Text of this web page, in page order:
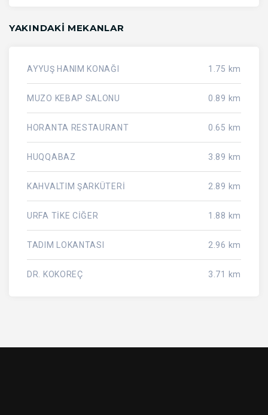
YAKINDAKI MEKANLAR
AYYUŞ HANIM KONAĞI 1.75 km
MUZO KEBAP SALONU 0.89 km
HORANTA RESTAURANT 0.65 km
HUQQABAZ 3.89 km
KAHVALTIM ŞARKÜTERİ 2.89 km
URFA TİKE CİĞER 1.88 km
TADIM LOKANTASI 2.96 km
DR. KOKOREÇ 3.71 km